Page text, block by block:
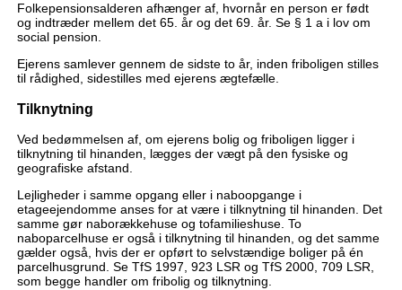
Folkepensionsalderen afhænger af, hvornår en person er født
og indtræder mellem det 65. år og det 69. år. Se § 1 a i lov om
social pension.
Ejerens samlever gennem de sidste to år, inden friboligen stilles
til rådighed, sidestilles med ejerens ægtefælle.
Tilknytning
Ved bedømmelsen af, om ejerens bolig og friboligen ligger i
tilknytning til hinanden, lægges der vægt på den fysiske og
geografiske afstand.
Lejligheder i samme opgang eller i naboopgange i
etageejendomme anses for at være i tilknytning til hinanden. Det
samme gør naborækkehuse og tofamilieshuse. To
naboparcelhuse er også i tilknytning til hinanden, og det samme
gælder også, hvis der er opført to selvstændige boliger på én
parcelhusgrund. Se TfS 1997, 923 LSR og TfS 2000, 709 LSR,
som begge handler om fribolig og tilknytning.